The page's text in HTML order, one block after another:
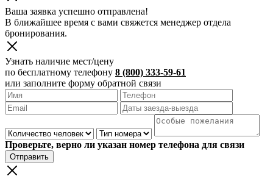
Ваша заявка успешно отправлена!
В ближайшее время с вами свяжется менеджер отдела
бронирования.
Узнать наличие мест/цену
по бесплатному телефону 8 (800) 333-59-61
или заполните форму обратной связи
Проверьте, верно ли указан номер телефона для связи
Отправить